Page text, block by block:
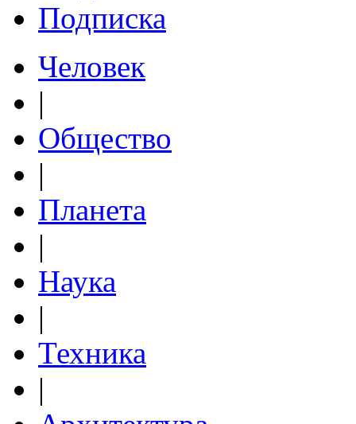
Подписка
Человек
|
Общество
|
Планета
|
Наука
|
Техника
|